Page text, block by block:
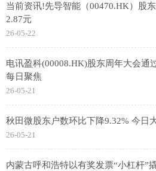
当前资讯!先导智能（00470.HK）股
2.87元
26-05-22
电讯盈科(00008.HK)股东周年大会通
每日聚焦
26-05-21
秋田微股东户数环比下降9.32% 今日
26-05-21
内蒙古呼和浩特以有奖发票“小杠杆”